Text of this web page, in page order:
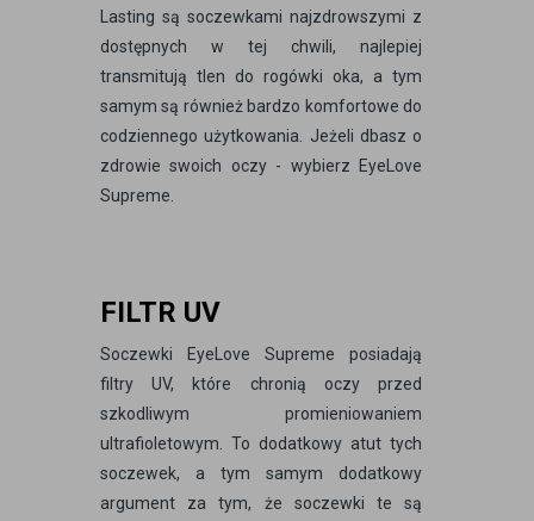
Lasting są soczewkami najzdrowszymi z
dostępnych w tej chwili, najlepiej
transmitują tlen do rogówki oka, a tym
samym są również bardzo komfortowe do
codziennego użytkowania. Jeżeli dbasz o
zdrowie swoich oczy - wybierz EyeLove
Supreme.
FILTR UV
Soczewki EyeLove Supreme posiadają
filtry UV, które chronią oczy przed
szkodliwym promieniowaniem
ultrafioletowym. To dodatkowy atut tych
soczewek, a tym samym dodatkowy
argument za tym, że soczewki te są